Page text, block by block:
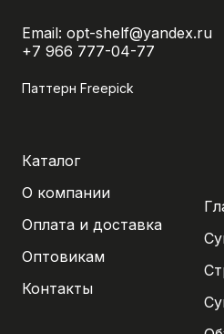
Email: opt-shelf@yandex.ru
+7 966 777-04-77
Паттерн Freepick
Каталог
О компании
Оплата и доставка
Оптовикам
Контакты